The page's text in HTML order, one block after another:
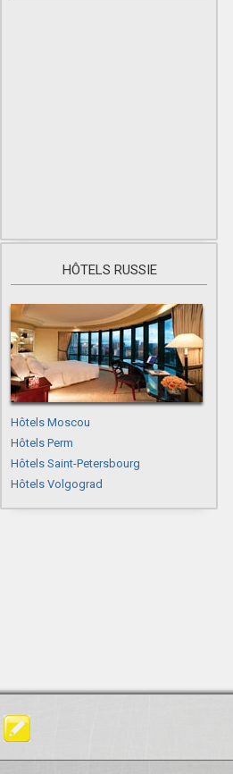
HÔTELS RUSSIE
Hôtels Moscou
Hôtels Perm
Hôtels Saint-Petersbourg
Hôtels Volgograd